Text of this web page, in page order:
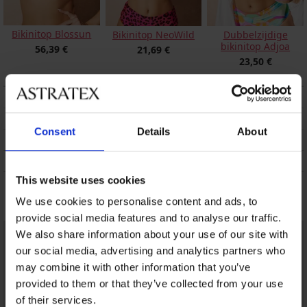
Consent Details About
This website uses cookies
We use cookies to personalise content and ads, to
provide social media features and to analyse our traffic.
We also share information about your use of our site with
our social media, advertising and analytics partners who
may combine it with other information that you’ve
provided to them or that they’ve collected from your use
of their services.
Bikinitop Blossun
56,39 €
Bikinitop NeoWild
21,69 €
Dubbelzijdige
bikinitop Adjoa
23,50 €
BESCHRIJVING
RUILEN
Misschien vindt u dit ook leuk